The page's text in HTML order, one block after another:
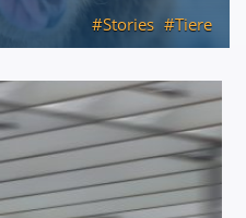
Stories
Tiere